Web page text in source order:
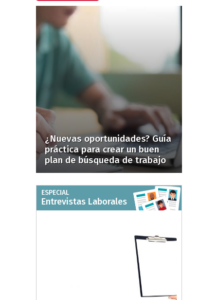
¿Nuevas oportunidades? Guía
práctica para crear un buen
plan de búsqueda de trabajo
ESPECIAL
Entrevistas Laborales